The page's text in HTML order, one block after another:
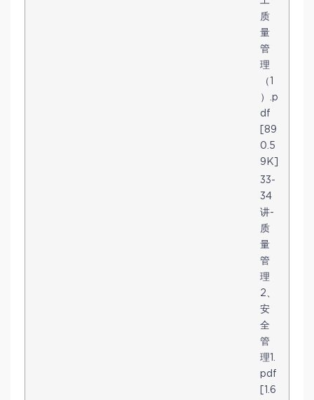
质
量
管
理
（1
）.p
df
[89
0.5
9K]
33-
34
讲-
质
量
管
理
2、
安
全
管
理1.
pdf
[1.6